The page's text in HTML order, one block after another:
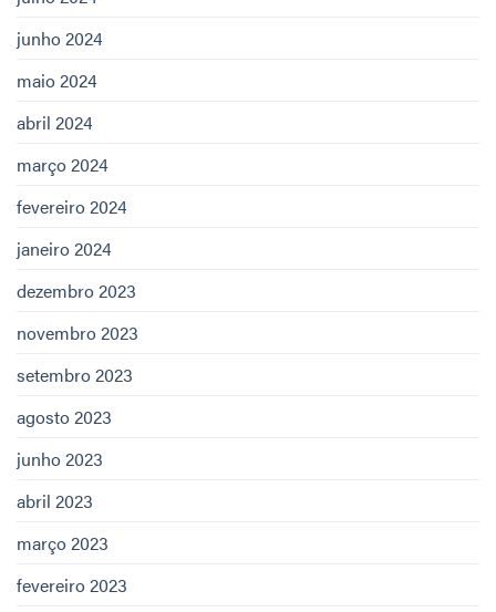
junho 2024
maio 2024
abril 2024
março 2024
fevereiro 2024
janeiro 2024
dezembro 2023
novembro 2023
setembro 2023
agosto 2023
junho 2023
abril 2023
março 2023
fevereiro 2023